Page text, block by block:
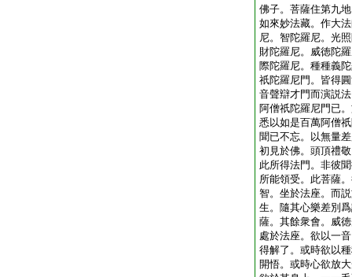
佛子。菩薩住第九
如來妙法藏。作大
尼。智陀羅尼。光
財陀羅尼。威徳陀
際陀羅尼。種種義
祇陀羅尼門。皆得
音聲辯才門而演説
阿僧祇陀羅尼門已
悉以如是百萬阿僧
聞已不忘。以無量
初見於佛。頭頂禮
此所得法門。非彼
所能領受。此菩薩
智。坐於法座。而
生。隨其心樂差別
薩。其餘衆會。威
處於法座。欲以一
得解了。或時欲以
開悟。或時心欲放